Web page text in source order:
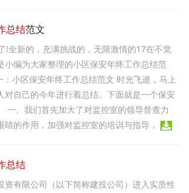
总结范文
!全新的，充满挑战的，无限激情的17在不觉
小编为大家整理的小区保安年终工作总结范
小区保安年终工作总结范文 时光飞逝，马上
对自己的今年进行着总结。下面就是一个保安
一、我们首先加大了对监控室的领导督查力
睛的作用，加强对监控室的培训与指导，
总结
资有限公司（以下简称建投公司）进入实质性